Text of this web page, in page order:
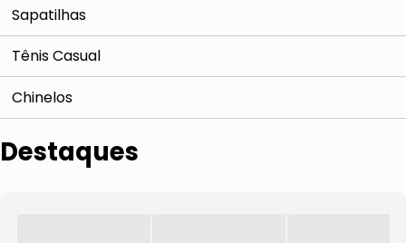
Sapatilhas
Tênis Casual
Chinelos
Destaques